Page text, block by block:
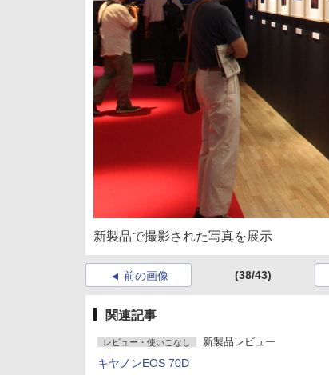
新製品で撮影された写真を展示
前の画像 (38/43)
関連記事
レビュー・使いこなし 新製品レビュー
キヤノンEOS 70D